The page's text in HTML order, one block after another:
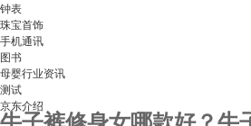
钟表
珠宝首饰
手机通讯
图书
母婴行业资讯
测试
京东介绍